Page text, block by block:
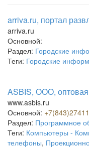
arriva.ru, портал
arriva.ru
Основной:
Раздел: Городские
Теги: Городские
ASBIS, ООО,
www.asbis.ru
Основной:
Раздел: Программное
Теги: Компьютеры -
телефоны,